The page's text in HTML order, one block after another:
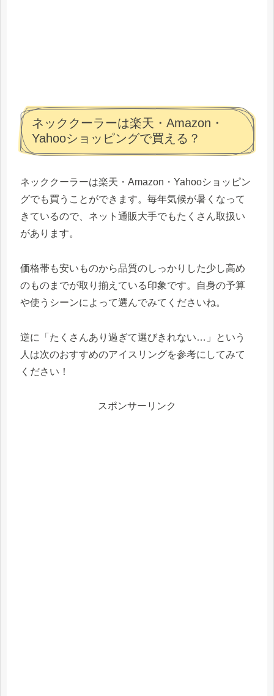
ネッククーラーは楽天・Amazon・
Yahooショッピングで買える？
ネッククーラーは楽天・Amazon・Yahooショッピン
グでも買うことができます。毎年気候が暑くなって
きているので、ネット通販大手でもたくさん取扱い
があります。
価格帯も安いものから品質のしっかりした少し高め
のものまでが取り揃えている印象です。自身の予算
や使うシーンによって選んでみてくださいね。
逆に「たくさんあり過ぎて選びきれない…」という
人は次のおすすめのアイスリングを参考にしてみて
ください！
スポンサーリンク